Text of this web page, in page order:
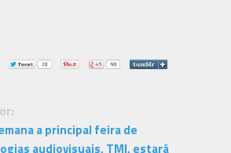
a principal feira de
audiovisuais, TMI, estará